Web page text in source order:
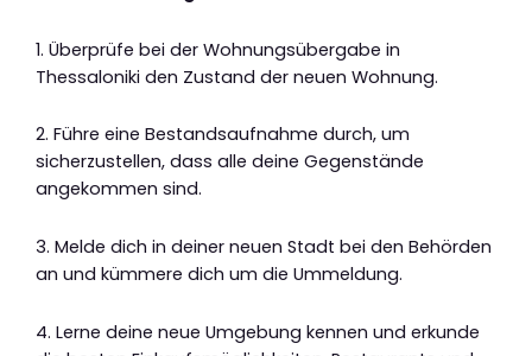
1. Überprüfe bei der Wohnungsübergabe in
Thessaloniki den Zustand der neuen Wohnung.
2. Führe eine Bestandsaufnahme durch, um
sicherzustellen, dass alle deine Gegenstände
angekommen sind.
3. Melde dich in deiner neuen Stadt bei den Behörden
an und kümmere dich um die Ummeldung.
4. Lerne deine neue Umgebung kennen und erkunde